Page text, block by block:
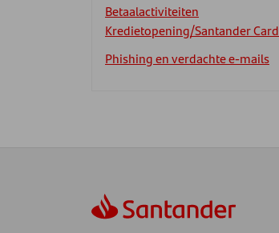
Betaalactiviteiten
Kredietopening/Santander Card
Phishing en verdachte e-mails